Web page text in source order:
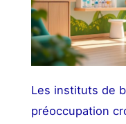
Les instituts de
préoccupation